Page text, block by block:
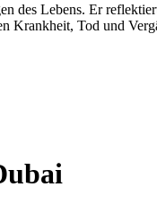
des Lebens. Er
Krankheit, Tod und